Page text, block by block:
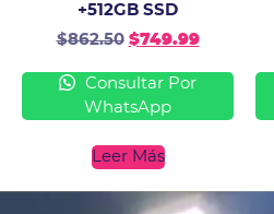
+512GB SSD
$862.50 $749.99
Consultar Por
WhatsApp
Leer Más